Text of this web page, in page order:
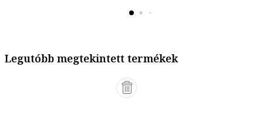
Legutóbb megtekintett termékek